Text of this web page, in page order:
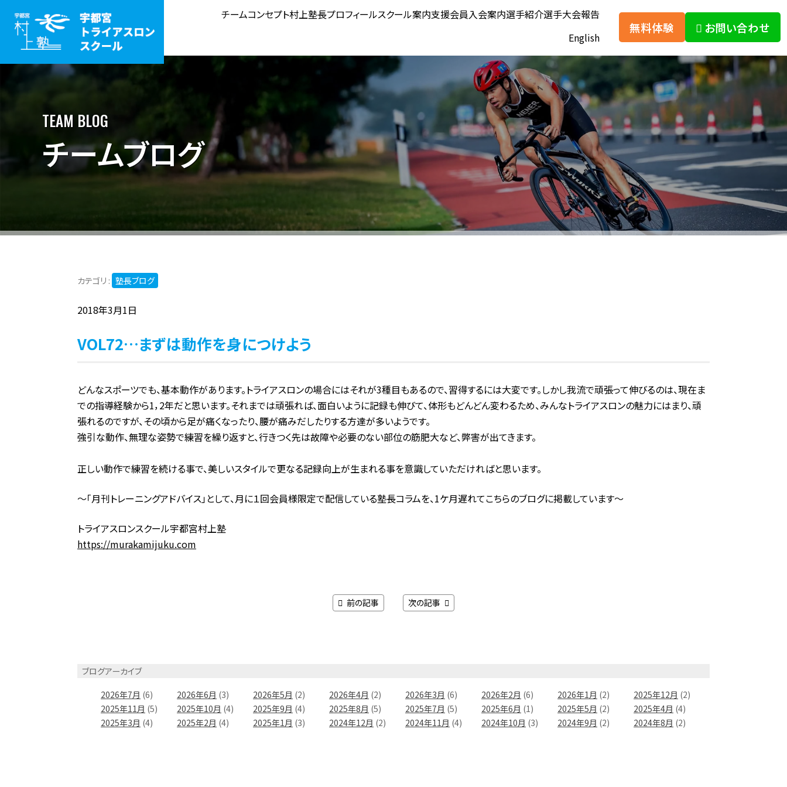
チームコンセプト村上塾長プロフィールスクール案内支援会員入会案内選手紹介選手大会報告
English
無料体験 お問い合わせ
TEAM BLOG
チームブログ
カテゴリ : 塾長ブログ
2018年3月1日
VOL72…まずは動作を身につけよう
どんなスポーツでも、基本動作があります。トライアスロンの場合にはそれが3種目もあるので、習得するには大変です。しかし我流で頑張って伸びるのは、現在ま
での指導経験から1，2年だと思います。それまでは頑張れば、面白いように記録も伸びて、体形もどんどん変わるため、みんなトライアスロンの魅力にはまり、頑
張れるのですが、その頃から足が痛くなったり、腰が痛みだしたりする方達が多いようです。
強引な動作、無理な姿勢で練習を繰り返すと、行きつく先は故障や必要のない部位の筋肥大など、弊害が出てきます。
正しい動作で練習を続ける事で、美しいスタイルで更なる記録向上が生まれる事を意識していただければと思います。
～「月刊トレーニングアドバイス」として、月に１回会員様限定で配信している塾長コラムを、1ケ月遅れてこちらのブログに掲載しています～
トライアスロンスクール宇都宮村上塾
https://murakamijuku.com
前の記事 次の記事
ブログアーカイブ
2026年7月 (6) 2026年6月 (3) 2026年5月 (2) 2026年4月 (2) 2026年3月 (6) 2026年2月 (6) 2026年1月 (2) 2025年12月 (2)
2025年11月 (5) 2025年10月 (4) 2025年9月 (4) 2025年8月 (5) 2025年7月 (5) 2025年6月 (1) 2025年5月 (2) 2025年4月 (4)
2025年3月 (4) 2025年2月 (4) 2025年1月 (3) 2024年12月 (2) 2024年11月 (4) 2024年10月 (3) 2024年9月 (2) 2024年8月 (2)